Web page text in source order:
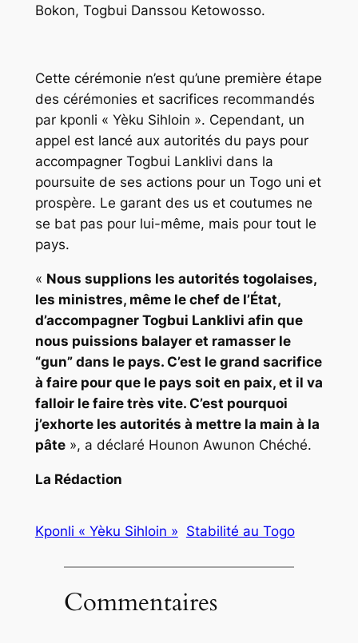
Bokon, Togbui Danssou Ketowosso.
Cette cérémonie n’est qu’une première étape
des cérémonies et sacrifices recommandés
par kponli « Yèku Sihloin ». Cependant, un
appel est lancé aux autorités du pays pour
accompagner Togbui Lanklivi dans la
poursuite de ses actions pour un Togo uni et
prospère. Le garant des us et coutumes ne
se bat pas pour lui-même, mais pour tout le
pays.
« Nous supplions les autorités togolaises,
les ministres, même le chef de l’État,
d’accompagner Togbui Lanklivi afin que
nous puissions balayer et ramasser le
“gun” dans le pays. C’est le grand sacrifice
à faire pour que le pays soit en paix, et il va
falloir le faire très vite. C’est pourquoi
j’exhorte les autorités à mettre la main à la
pâte», a déclaré Hounon Awunon Chéché.
La Rédaction
Kponli « Yèku Sihloin » Stabilité au Togo
Commentaires